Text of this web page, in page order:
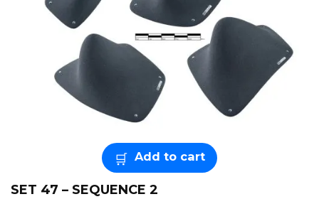
Add to cart
SET 47 – SEQUENCE 2